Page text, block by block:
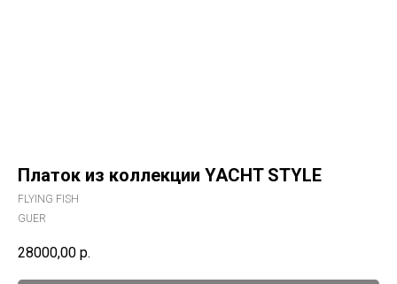
Платок из коллекции YACHT STYLE
FLYING FISH
GUER
28000,00 р.